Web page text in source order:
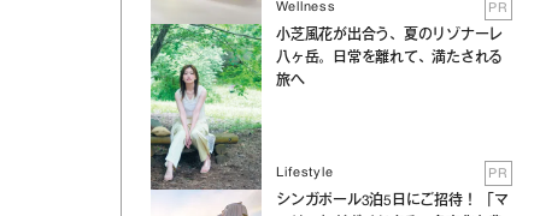
Wellness PR
小芝風花が出合う、夏のリゾナーレ
八ヶ岳。日常を離れて、満たされる
旅へ
Lifestyle PR
シンガポール3泊5日にご招待！ 「マ